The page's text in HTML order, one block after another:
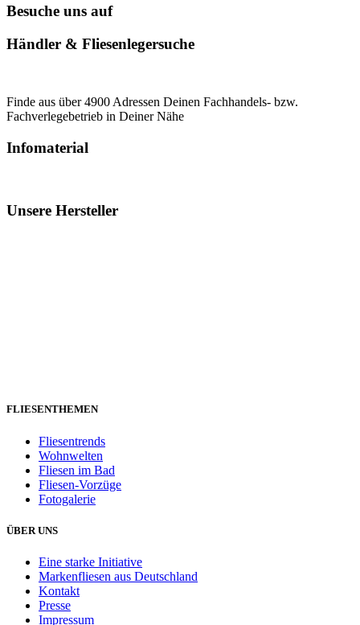
Besuche uns auf
Händler & Fliesenlegersuche
Finde aus über 4900 Adressen Deinen Fachhandels- bzw.
Fachverlegebetrieb in Deiner Nähe
Infomaterial
Unsere Hersteller
FLIESENTHEMEN
Fliesentrends
Wohnwelten
Fliesen im Bad
Fliesen-Vorzüge
Fotogalerie
ÜBER UNS
Eine starke Initiative
Markenfliesen aus Deutschland
Kontakt
Presse
Impressum